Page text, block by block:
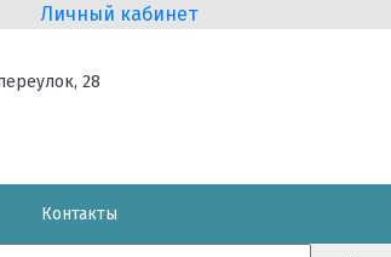
Личный кабинет
28
Контакты